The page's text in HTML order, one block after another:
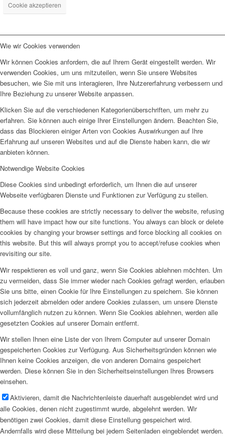
Cookie akzeptieren
Wie wir Cookies verwenden
Wir können Cookies anfordern, die auf Ihrem Gerät eingestellt werden. Wir
verwenden Cookies, um uns mitzuteilen, wenn Sie unsere Websites
besuchen, wie Sie mit uns interagieren, Ihre Nutzererfahrung verbessern und
Ihre Beziehung zu unserer Website anpassen.
Klicken Sie auf die verschiedenen Kategorienüberschriften, um mehr zu
erfahren. Sie können auch einige Ihrer Einstellungen ändern. Beachten Sie,
dass das Blockieren einiger Arten von Cookies Auswirkungen auf Ihre
Erfahrung auf unseren Websites und auf die Dienste haben kann, die wir
anbieten können.
Notwendige Website Cookies
Diese Cookies sind unbedingt erforderlich, um Ihnen die auf unserer
Webseite verfügbaren Dienste und Funktionen zur Verfügung zu stellen.
Because these cookies are strictly necessary to deliver the website, refusing
them will have impact how our site functions. You always can block or delete
cookies by changing your browser settings and force blocking all cookies on
this website. But this will always prompt you to accept/refuse cookies when
revisiting our site.
Wir respektieren es voll und ganz, wenn Sie Cookies ablehnen möchten. Um
zu vermeiden, dass Sie immer wieder nach Cookies gefragt werden, erlauben
Sie uns bitte, einen Cookie für Ihre Einstellungen zu speichern. Sie können
sich jederzeit abmelden oder andere Cookies zulassen, um unsere Dienste
vollumfänglich nutzen zu können. Wenn Sie Cookies ablehnen, werden alle
gesetzten Cookies auf unserer Domain entfernt.
Wir stellen Ihnen eine Liste der von Ihrem Computer auf unserer Domain
gespeicherten Cookies zur Verfügung. Aus Sicherheitsgründen können wie
Ihnen keine Cookies anzeigen, die von anderen Domains gespeichert
werden. Diese können Sie in den Sicherheitseinstellungen Ihres Browsers
einsehen.
Aktivieren, damit die Nachrichtenleiste dauerhaft ausgeblendet wird und
alle Cookies, denen nicht zugestimmt wurde, abgelehnt werden. Wir
benötigen zwei Cookies, damit diese Einstellung gespeichert wird.
Andernfalls wird diese Mitteilung bei jedem Seitenladen eingeblendet werden.